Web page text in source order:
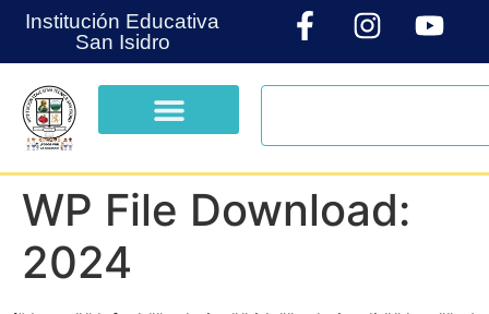
Institución Educativa
San Isidro
WP File Download:
2024